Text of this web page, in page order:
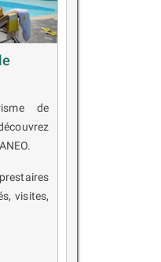
de
visites,